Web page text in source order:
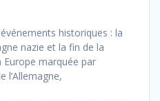
historiques : la
nazie et la fin de la
Europe marquée par
l’Allemagne,